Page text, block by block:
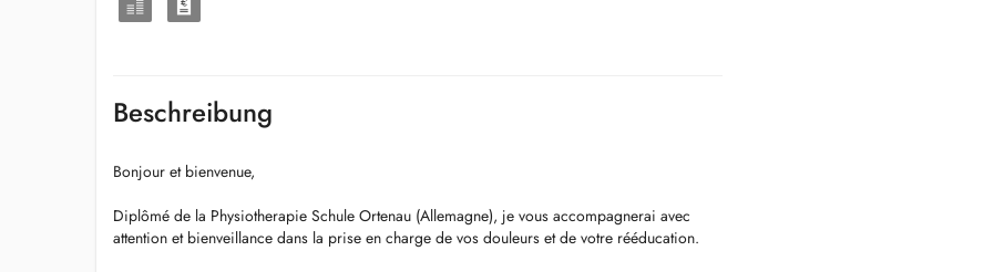
Beschreibung
Bonjour et bienvenue,
Diplômé de la Physiotherapie Schule Ortenau (Allemagne), je vous accompagnerai avec
attention et bienveillance dans la prise en charge de vos douleurs et de votre rééducation.